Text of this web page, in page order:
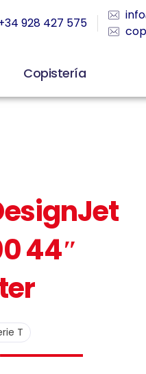
928 427 575
Copistería
44″
T